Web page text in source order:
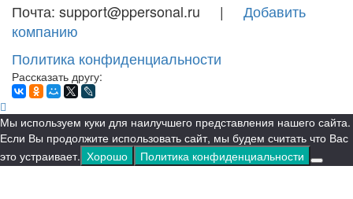
Почта: support@ppersonal.ru | Добавить
компанию
Политика конфиденциальности
Рассказать другу:
Мы используем куки для наилучшего представления нашего сайта.
Если Вы продолжите использовать сайт, мы будем считать что Вас
это устраивает. Хорошо Политика конфиденциальности